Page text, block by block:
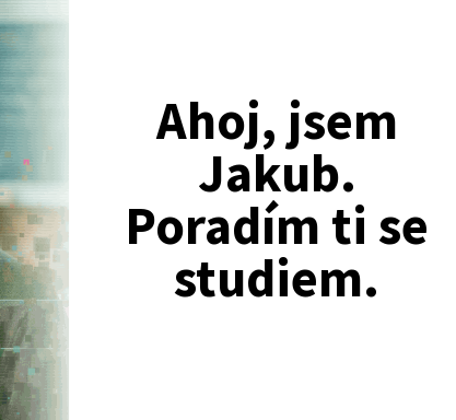
Ahoj, jsem
Jakub.
Poradím ti se
studiem.
novinách.
kampaní kolem procesu s Miladou Horákovou a dalšími